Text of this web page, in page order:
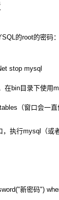
的root的密码：
stop mysql
目录下使用
（窗口会一直
执行mysql（或
新密码")